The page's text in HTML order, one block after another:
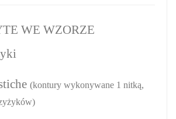
WE WZORZE
(kontury wykonywane 1 nitką,